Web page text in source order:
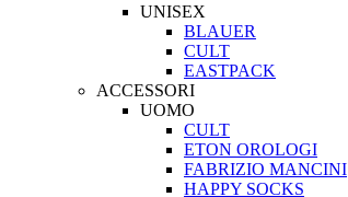
UNISEX
BLAUER
CULT
EASTPACK
ACCESSORI
UOMO
CULT
ETON OROLOGI
FABRIZIO MANCINI
HAPPY SOCKS